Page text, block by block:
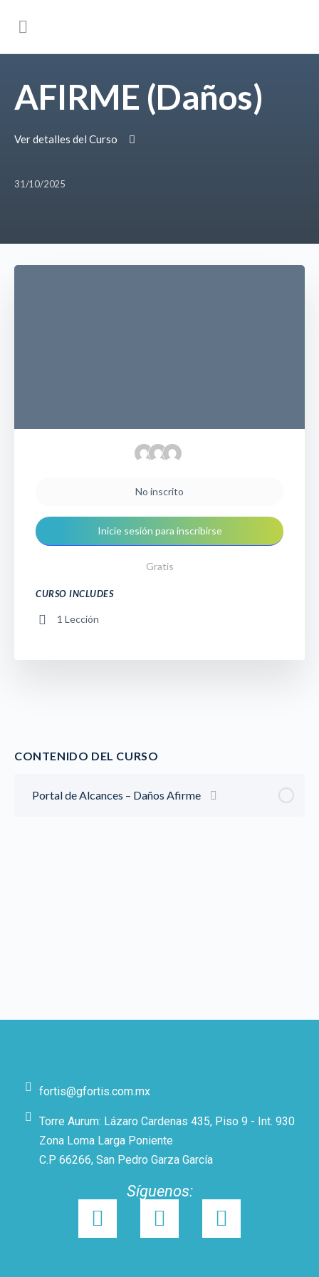
AFIRME (Daños)
Ver detalles del Curso
31/10/2025
CONTENIDO DEL CURSO
Portal de Alcances – Daños Afirme
No inscrito
Inicie sesión para inscribirse
Gratis
CURSO INCLUDES
1 Lección
fortis@gfortis.com.mx
Torre Aurum: Lázaro Cardenas 435, Piso 9 - Int. 930
Zona Loma Larga Poniente
C.P 66266, San Pedro Garza García
Síguenos: